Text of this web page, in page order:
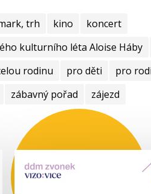
trh kino
koncert
kulturního léta Aloise Háby
rodinu pro děti
pro
zábavný pořad zájezd